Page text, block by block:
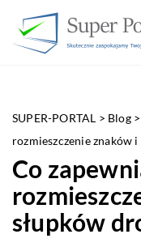
SUPER-PORTAL > Blog
rozmieszczenie znaków
Co
słupków